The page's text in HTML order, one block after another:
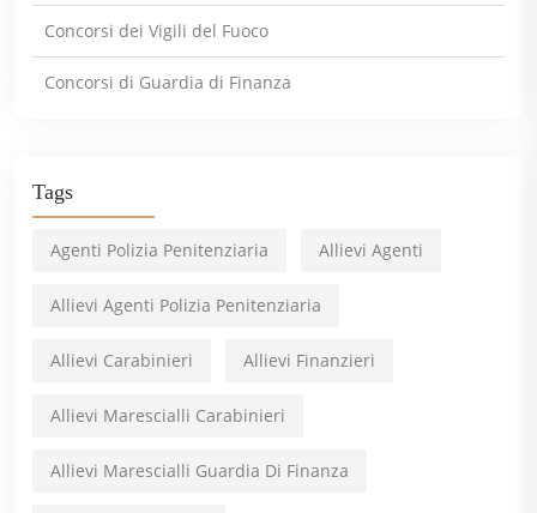
Concorsi dei Vigili del Fuoco
Concorsi di Guardia di Finanza
Tags
Agenti Polizia Penitenziaria Allievi Agenti
Allievi Agenti Polizia Penitenziaria
Allievi Carabinieri Allievi Finanzieri
Allievi Marescialli Carabinieri
Allievi Marescialli Guardia Di Finanza